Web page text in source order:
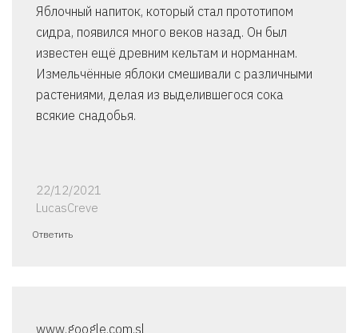
Яблочный напиток, который стал прототипом
сидра, появился много веков назад. Он был
известен ещё древним кельтам и норманнам.
Измельчённые яблоки смешивали с различными
растениями, делая из выделившегося сока
всякие снадобья.
22/12/2021
LucasCreve
Ответить
www.google.com.sl